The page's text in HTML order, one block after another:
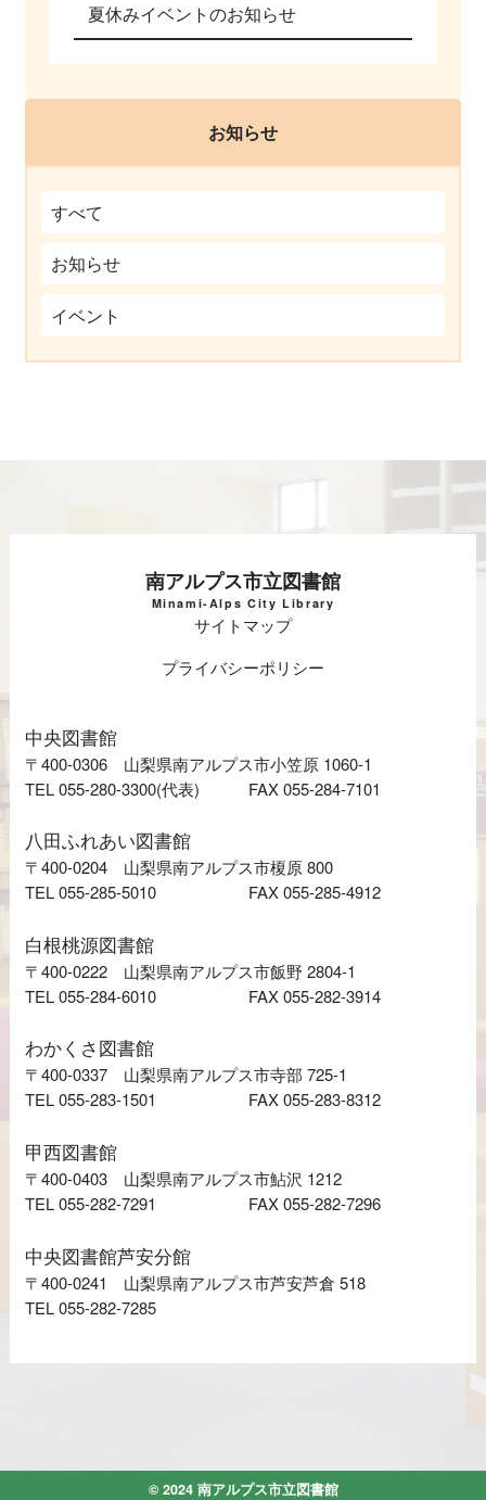
お知らせ
すべて
お知らせ
イベント
夏休みイベントのお知らせ
南アルプス市立図書館
Minami-Alps City Library
サイトマップ
プライバシーポリシー
中央図書館
〒400-0306 山梨県南アルプス市小笠原 1060-1
TEL 055-280-3300(代表)
FAX 055-284-7101
八田ふれあい図書館
〒400-0204 山梨県南アルプス市榎原 800
TEL 055-285-5010
FAX 055-285-4912
白根桃源図書館
〒400-0222 山梨県南アルプス市飯野 2804-1
TEL 055-284-6010
FAX 055-282-3914
わかくさ図書館
〒400-0337 山梨県南アルプス市寺部 725-1
TEL 055-283-1501
FAX 055-283-8312
甲西図書館
〒400-0403 山梨県南アルプス市鮎沢 1212
TEL 055-282-7291
FAX 055-282-7296
中央図書館芦安分館
〒400-0241 山梨県南アルプス市芦安芦倉 518
TEL 055-282-7285
© 2024 南アルプス市立図書館